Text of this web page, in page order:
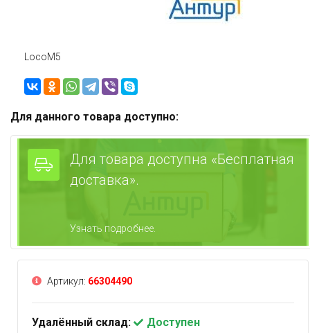
LocoM5
Для данного товара доступно:
Для товара доступна «Бесплатная
доставка».
Узнать подробнее.
Артикул: 66304490
Удалённый склад:
Доступен